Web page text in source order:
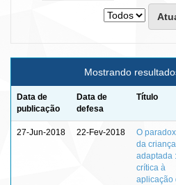
Mostrando
Data de
publicação
Data de
defesa
Título
27-Jun-2018 22-Fev-2018
O
da criança
adaptada :
crítica à
aplicação